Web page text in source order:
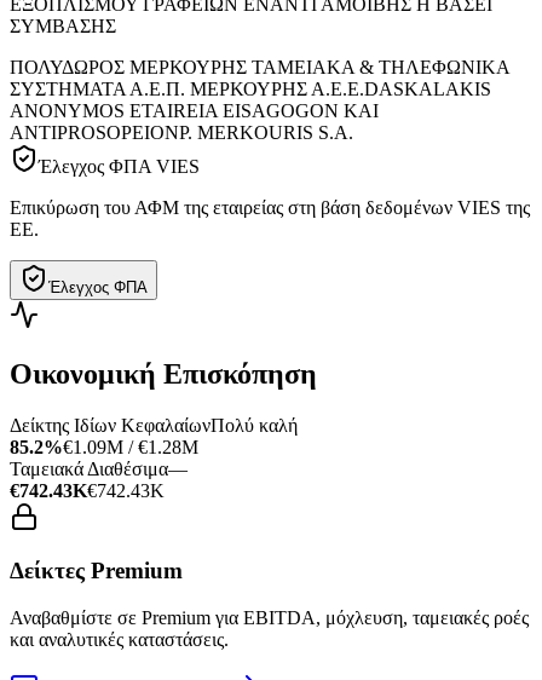
ΣΥΜΒΑΣΗΣ
ΠΟΛΥΔΩΡΟΣ ΜΕΡΚΟΥΡΗΣ ΤΑΜΕΙΑΚΑ & ΤΗΛΕΦΩΝΙΚΑ
ΣΥΣΤΗΜΑΤΑ Α.Ε.Π. ΜΕΡΚΟΥΡΗΣ Α.Ε.E.DASKALAKIS
ANONYMOS ETAIREIA EISAGOGON KAI
ANTIPROSOPEIONP. MERKOURIS S.A.
Έλεγχος ΦΠΑ VIES
Επικύρωση του ΑΦΜ της εταιρείας στη βάση δεδομένων VIES της
ΕΕ.
Έλεγχος ΦΠΑ
Οικονομική Επισκόπηση
Δείκτης Ιδίων ΚεφαλαίωνΠολύ καλή
85.2%€1.09M / €1.28M
Ταμειακά Διαθέσιμα—
€742.43K€742.43K
Δείκτες Premium
Αναβαθμίστε σε Premium για EBITDA, μόχλευση, ταμειακές ροές
και αναλυτικές καταστάσεις.